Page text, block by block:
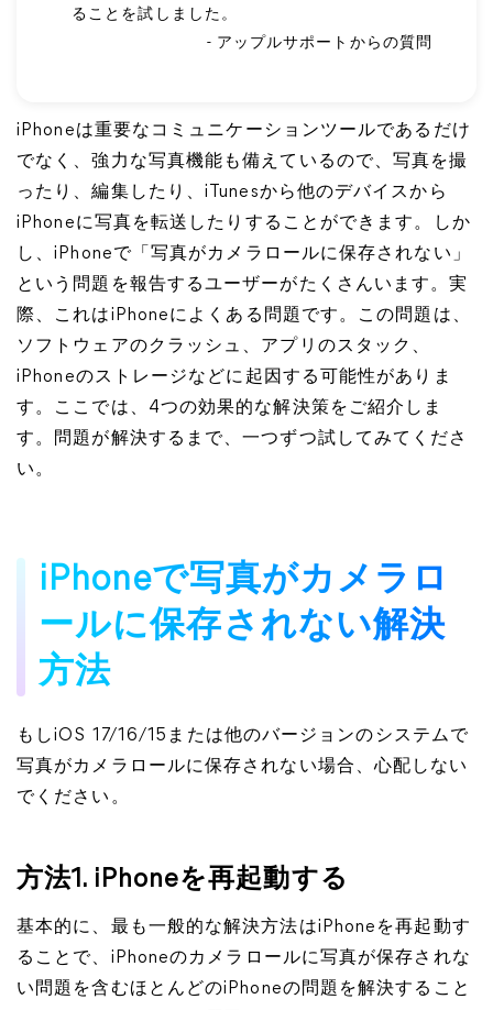
ることを試しました。
- アップルサポートからの質問
iPhoneは重要なコミュニケーションツールであるだけ
でなく、強力な写真機能も備えているので、写真を撮
ったり、編集したり、iTunesから他のデバイスから
iPhoneに写真を転送したりすることができます。しか
し、iPhoneで「写真がカメラロールに保存されない」
という問題を報告するユーザーがたくさんいます。実
際、これはiPhoneによくある問題です。この問題は、
ソフトウェアのクラッシュ、アプリのスタック、
iPhoneのストレージなどに起因する可能性がありま
す。ここでは、4つの効果的な解決策をご紹介しま
す。問題が解決するまで、一つずつ試してみてくださ
い。
iPhoneで写真がカメラロ
ールに保存されない解決
方法
もしiOS 17/16/15または他のバージョンのシステムで
写真がカメラロールに保存されない場合、心配しない
でください。
方法1. iPhoneを再起動する
基本的に、最も一般的な解決方法はiPhoneを再起動す
ることで、iPhoneのカメラロールに写真が保存されな
い問題を含むほとんどのiPhoneの問題を解決すること